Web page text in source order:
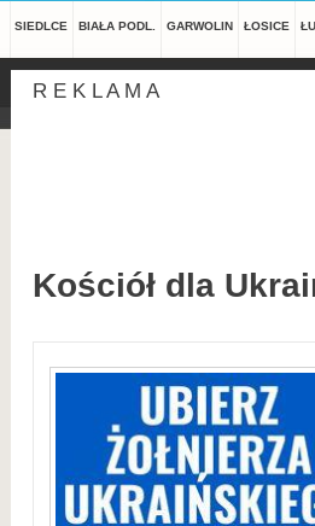
SIEDLCE BIAŁA PODL. GARWOLIN ŁOSICE
R E K L A M A
Kościół dla